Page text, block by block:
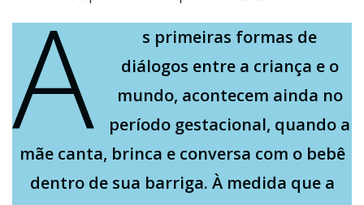
A
s primeiras formas de
diálogos entre a criança e o
mundo, acontecem ainda no
período gestacional, quando a
mãe canta, brinca e conversa com o bebê
dentro de sua barriga. À medida que a